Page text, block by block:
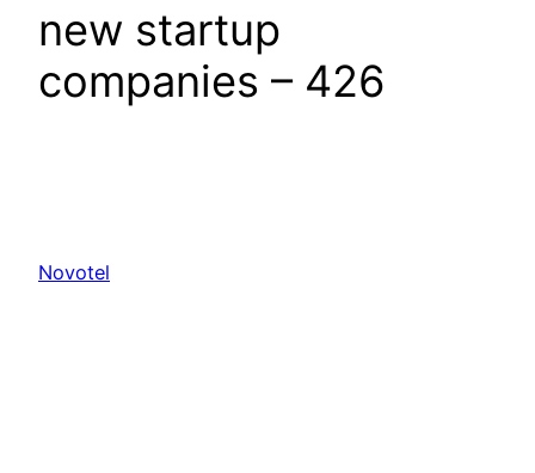
new startup
companies – 426
Novotel